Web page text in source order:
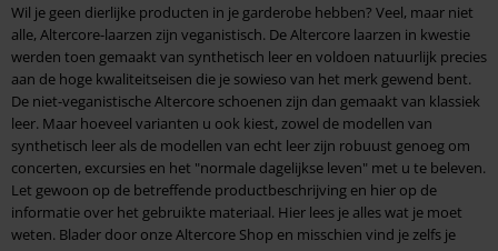
Wil je geen dierlijke producten in je garderobe hebben? Veel, maar niet
alle, Altercore-laarzen zijn veganistisch. De Altercore laarzen in kwestie
werden toen gemaakt van synthetisch leer en voldoen natuurlijk precies
aan de hoge kwaliteitseisen die je sowieso van het merk gewend bent.
De niet-veganistische Altercore schoenen zijn dan gemaakt van klassiek
leer. Maar hoeveel varianten u ook kiest, zowel de modellen van
synthetisch leer als de modellen van echt leer zijn robuust genoeg om
concerten, excursies en het "normale dagelijkse leven" met u te beleven.
Let gewoon op de betreffende productbeschrijving en hier op de
informatie over het gebruikte materiaal. Hier lees je alles wat je moet
weten. Blader door onze Altercore Shop en misschien vind je zelfs je